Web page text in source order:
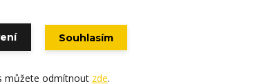
Souhlasím
můžete odmítnout zde.